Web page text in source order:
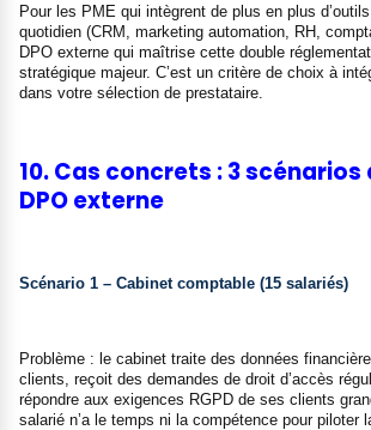
Pour les PME qui intègrent de plus en plus
quotidien (CRM, marketing automation, RH,
DPO externe qui maîtrise cette double
stratégique majeur. C’est un critère de choix à
dans votre sélection de prestataire.
10. Cas concrets : 3 scénarios
DPO externe
Scénario 1 – Cabinet comptable (15 salariés)
Problème : le cabinet traite des données
clients, reçoit des demandes de droit d’accès
répondre aux exigences RGPD de ses clients
salarié n’a le temps ni la compétence pour piloter